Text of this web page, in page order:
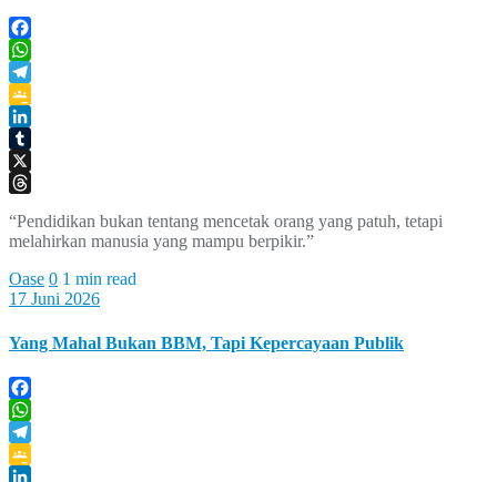
Facebook
WhatsApp
Telegram
Google
Classroom
LinkedIn
Tumblr
X
“Pendidikan bukan tentang mencetak orang yang patuh, tetapi
melahirkan manusia yang mampu berpikir.”
Oase 0 1 min read
17 Juni 2026
Yang Mahal Bukan BBM, Tapi Kepercayaan Publik
Facebook
WhatsApp
Telegram
Google